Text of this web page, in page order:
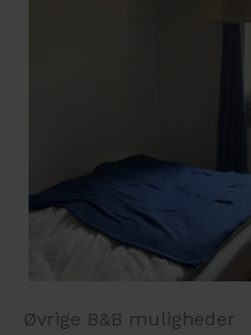
Øvrige B&B muligheder